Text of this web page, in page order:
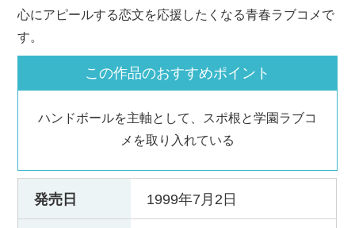
心にアピールする恋文を応援したくなる青春ラブコメで
す。
この作品のおすすめポイント
ハンドボールを主軸として、スポ根と学園ラブコ
メを取り入れている
発売日 1999年7月2日